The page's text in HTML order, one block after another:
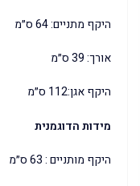
היקף מתניים: 64 ס״מ
אורך: 39 ס״מ
היקף אגן:112 ס״מ
מידות הדוגמנית
היקף מותניים : 63 ס״מ